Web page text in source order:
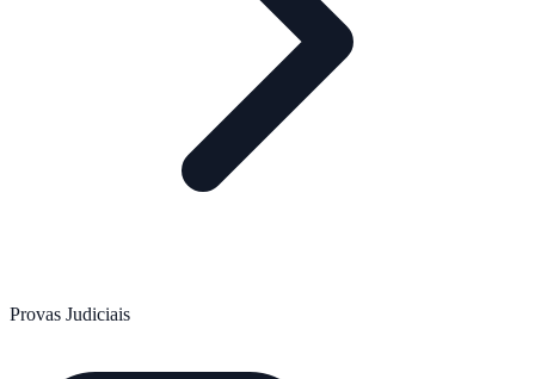
Provas Judiciais